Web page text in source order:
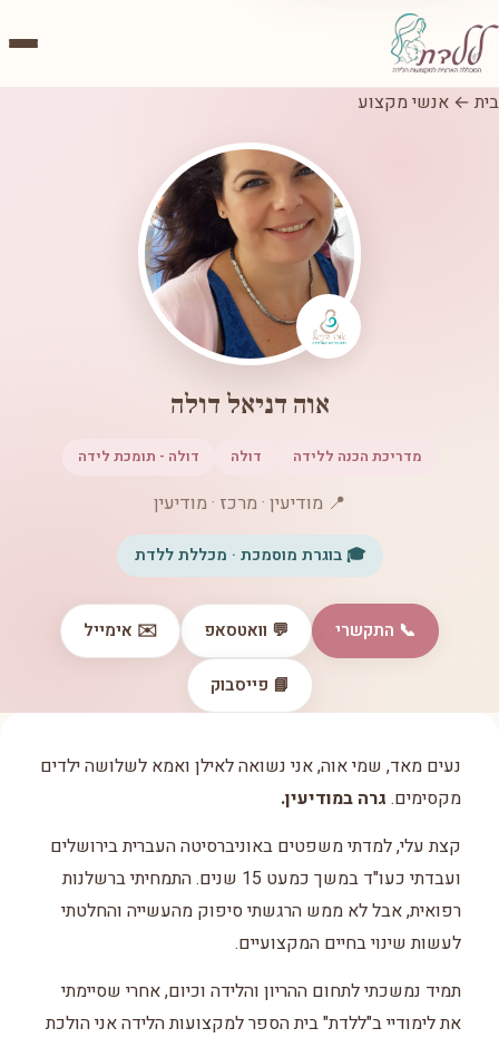
בית ← אנשי מקצוע
אוה דניאל דולה
מדריכת הכנה ללידה דולה דולה - תומכת לידה
📍 מודיעין · מרכז · מודיעין
🎓 בוגרת מוסמכת · מכללת ללדת
📞 התקשרי 💬 וואטסאפ ✉️ אימייל
📘 פייסבוק
נעים מאד, שמי אוה, אני נשואה לאילן ואמא לשלושה ילדים
מקסימים. גרה במודיעין.
קצת עלי, למדתי משפטים באוניברסיטה העברית בירושלים
ועבדתי כעו"ד במשך כמעט 15 שנים. התמחיתי ברשלנות
רפואית, אבל לא ממש הרגשתי סיפוק מהעשייה והחלטתי
לעשות שינוי בחיים המקצועיים.
תמיד נמשכתי לתחום ההריון והלידה וכיום, אחרי שסיימתי
את לימודיי ב"ללדת" בית הספר למקצועות הלידה אני הולכת